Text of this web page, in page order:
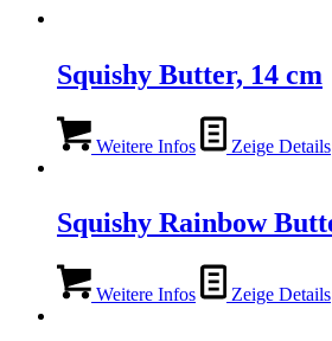
Squishy Butter, 14 cm
Weitere Infos Zeige Details
Squishy Rainbow
Weitere Infos Zeige Details